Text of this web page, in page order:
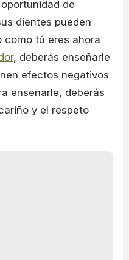
de
dientes pueden
como tú eres ahora
, deberás enseñarle
efectos negativos
enseñarle, deberás
y el respeto